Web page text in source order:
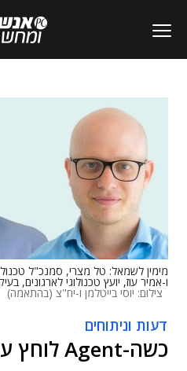
מימין לשמאל: טל מצרי, סמנכ"ל
ו-אמיר עוז, יועץ טכנולוגי לארגונים,
צילום: יוסי בייטלמן ו-יח"צ (בהתאמה)
דעות וניתוחים
כשה-Agent לוחץ על "שלח" לבד